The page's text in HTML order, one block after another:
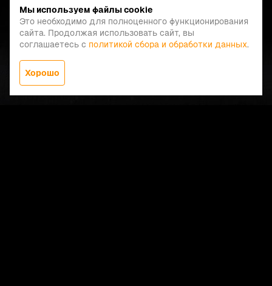
Мы используем файлы cookie
Это необходимо для полноценного функционирования
сайта. Продолжая использовать сайт, вы
соглашаетесь с политикой сбора и обработки данных.
Хорошо